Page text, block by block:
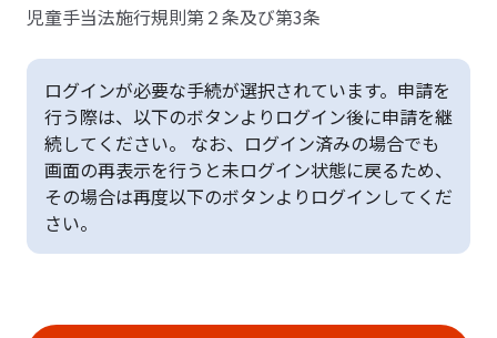
児童手当法施行規則第２条及び第3条
ログインが必要な手続が選択されています。申請を
行う際は、以下のボタンよりログイン後に申請を継
続してください。 なお、ログイン済みの場合でも
画面の再表示を行うと未ログイン状態に戻るため、
その場合は再度以下のボタンよりログインしてくだ
さい。